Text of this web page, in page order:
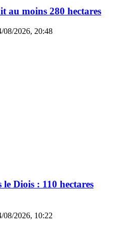
au moins 280 hectares
08/2026, 20:48
Diois : 110 hectares
08/2026, 10:22